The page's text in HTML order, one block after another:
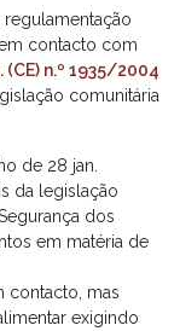
contacto com
(CE) n.º 1935/2004
comunitária
de 28 jan.
da legislação
dos
em matéria de
contacto, mas
exigindo